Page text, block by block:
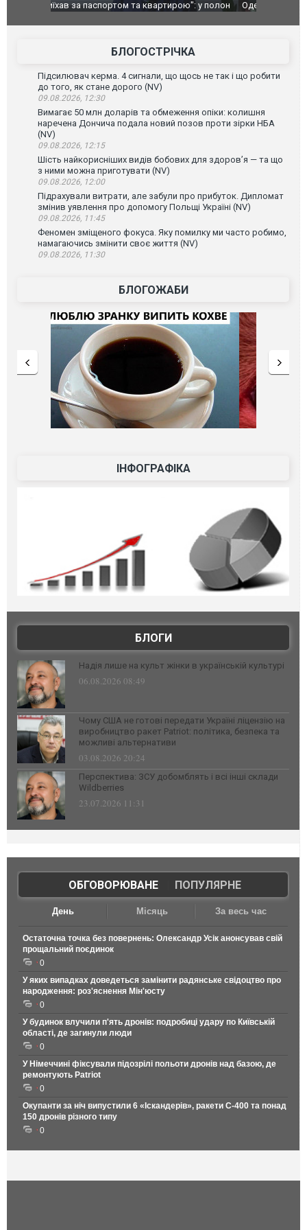
Одесу накрила потужна злива з градом та
ураганним вітром
Вже
БЛОГОСТРІЧКА
Підсилювач керма. 4 сигнали, що щось не так і що робити
до того, як стане дорого (NV)
09.08.2026, 12:30
Вимагає 50 млн доларів та обмеження опіки: колишня
наречена Дончича подала новий позов проти зірки НБА
(NV)
09.08.2026, 12:15
Шість найкорисніших видів бобових для здоров’я — та що
з ними можна приготувати (NV)
09.08.2026, 12:00
Підрахували витрати, але забули про прибуток. Дипломат
змінив уявлення про допомогу Польщі Україні (NV)
09.08.2026, 11:45
Феномен зміщеного фокуса. Яку помилку ми часто робимо,
намагаючись змінити своє життя (NV)
09.08.2026, 11:30
БЛОГОЖАБИ
ІНФОГРАФІКА
БЛОГИ
Надія лише на культ жінки в українській культурі
06.08.2026 08:49
Чому США не готові передати Україні ліцензію на
виробництво ракет Patriot: політика, безпека та
можливі альтернативи
03.08.2026 20:24
Перспектива: ЗСУ добомблять і всі інші склади
Wildberries
23.07.2026 11:31
ОБГОВОРЮВАНЕ| ПОПУЛЯРНЕ
День Місяць За весь час
Остаточна точка без повернень: Олександр Усік анонсував свій
прощальний поєдинок
0
У яких випадках доведеться замінити радянське свідоцтво про
народження: роз'яснення Мін'юсту
0
У будинок влучили п'ять дронів: подробиці удару по Київській
області, де загинули люди
0
У Німеччині фіксували підозрілі польоти дронів над базою, де
ремонтують Patriot
0
Окупанти за ніч випустили 6 «Іскандерів», ракети С-400 та понад
150 дронів різного типу
0